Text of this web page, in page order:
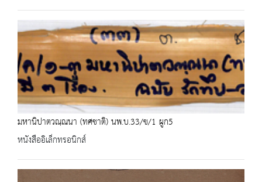
มหานิปาตวณฺณนา (ทศชาติ) นพ.บ.33/ข/1 ผูก5
หนังสืออิเล็กทรอนิกส์